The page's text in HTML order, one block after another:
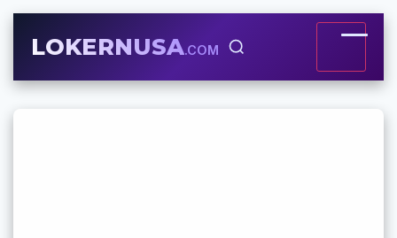
LOKERNUSA.COM